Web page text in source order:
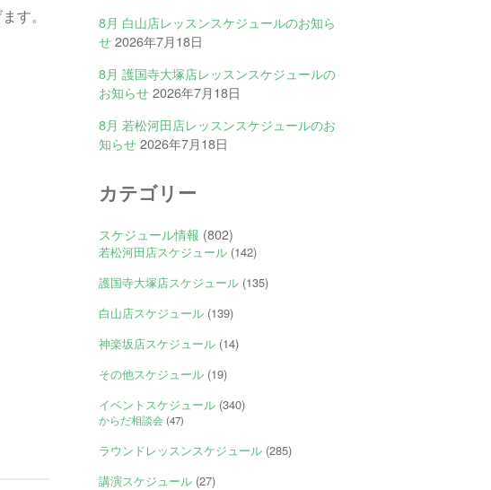
す。
8月 白山店レッスンスケジュールのお知ら
せ2026年7月18日
8月 護国寺大塚店レッスンスケジュールの
お知らせ2026年7月18日
8月 若松河田店レッスンスケジュールのお
知らせ2026年7月18日
カテゴリー
スケジュール情報 (802)
若松河田店スケジュール (142)
護国寺大塚店スケジュール (135)
白山店スケジュール (139)
神楽坂店スケジュール (14)
その他スケジュール (19)
イベントスケジュール (340)
からだ相談会 (47)
ラウンドレッスンスケジュール (285)
講演スケジュール (27)